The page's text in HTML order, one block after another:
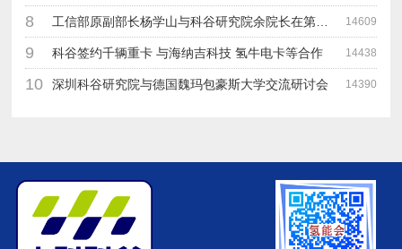
8 工信部原副部长杨学山与科谷研究院余院长在第九届中电博览会交流 14609
9 科谷签约千辆重卡 与海纳吉科技 氢牛电卡等合作 14438
10 深圳科谷研究院与德国魏玛包豪斯大学交流研讨会 14390